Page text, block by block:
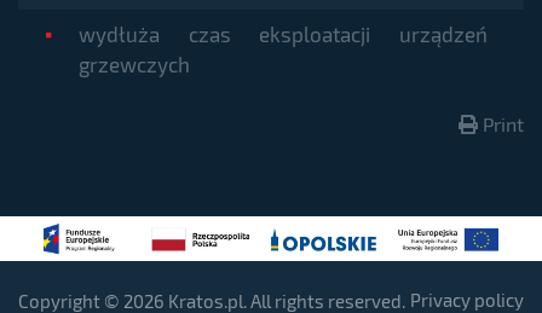
wydłuża czas eksploatacji urządzeń
grzewczych
Print
Copyright © 2026 Kratos.pl. All rights reserved. Privacy policy